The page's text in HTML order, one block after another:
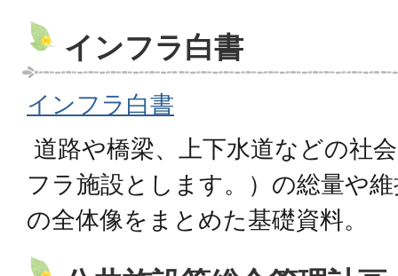
インフラ白書
インフラ白書
道路や橋梁、上下水道などの社
フラ施設とします。）の総量や
の全体像をまとめた基礎資料。